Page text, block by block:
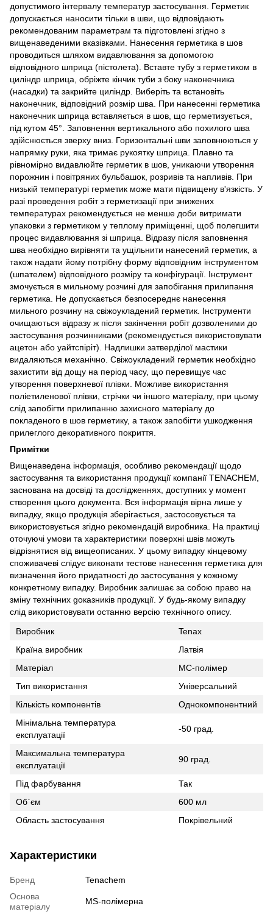
допустимого інтервалу температур застосування. Герметик
допускається наносити тільки в шви, що відповідають
рекомендованим параметрам та підготовлені згідно з
вищенаведеними вказівками. Нанесення герметика в шов
проводиться шляхом видавлювання за допомогою
відповідного шприца (пістолета). Вставте тубу з герметиком в
циліндр шприца, обріжте кінчик туби з боку наконечника
(насадки) та закрийте циліндр. Виберіть та встановіть
наконечник, відповідний розмір шва. При нанесенні герметика
наконечник шприца вставляється в шов, що герметизується,
під кутом 45°. Заповнення вертикального або похилого шва
здійснюється зверху вниз. Горизонтальні шви заповнюються у
напрямку руки, яка тримає рукоятку шприца. Плавно та
рівномірно видавлюйте герметик в шов, уникаючи утворення
порожнин і повітряних бульбашок, розривів та напливів. При
низькій температурі герметик може мати підвищену в'язкість. У
разі проведення робіт з герметизації при знижених
температурах рекомендується не менше доби витримати
упаковки з герметиком у теплому приміщенні, щоб полегшити
процес видавлювання зі шприца. Відразу після заповнення
шва необхідно вирівняти та ущільнити нанесений герметик, а
також надати йому потрібну форму відповідним інструментом
(шпателем) відповідного розміру та конфігурації. Інструмент
змочується в мильному розчині для запобігання прилипання
герметика. Не допускається безпосереднє нанесення
мильного розчину на свіжоукладений герметик. Інструменти
очищаються відразу ж після закінчення робіт дозволеними до
застосування розчинниками (рекомендується використовувати
ацетон або уайтспіріт). Надлишки затверділої мастики
видаляються механічно. Свіжоукладений герметик необхідно
захистити від дощу на період часу, що перевищує час
утворення поверхневої плівки. Можливе використання
поліетиленової плівки, стрічки чи іншого матеріалу, при цьому
слід запобігти прилипанню захисного матеріалу до
покладеного в шов герметику, а також запобігти ушкодження
прилеглого декоративного покриття.
Примітки
Вищенаведена інформація, особливо рекомендації щодо
застосування та використання продукції компанії TENACHEM,
заснована на досвіді та дослідженнях, доступних у момент
створення цього документа. Вся інформація вірна лише у
випадку, якщо продукція зберігається, застосовується та
використовується згідно рекомендацій виробника. На практиці
оточуючі умови та характеристики поверхні швів можуть
відрізнятися від вищеописаних. У цьому випадку кінцевому
споживачеві слідує виконати тестове нанесення герметика для
визначення його придатності до застосування у кожному
конкретному випадку. Виробник залишає за собою право на
зміну технічних gоказників продукції. У будь-якому випадку
слід використовувати останню версію технічного опису.
Виробник
Tenax
Країна виробник
Латвія
Матеріал
МС-полімер
Тип використання
Універсальний
Кількість компонентів
Однокомпонентний
Мінімальна температура
експлуатації
-50 град.
Максимальна температура
експлуатації
90 град.
Під фарбування
Так
Об`єм
600 мл
Область застосування
Покрівельний
Характеристики
Бренд
Tenaсhem
Основа
матеріалу
MS-полімерна